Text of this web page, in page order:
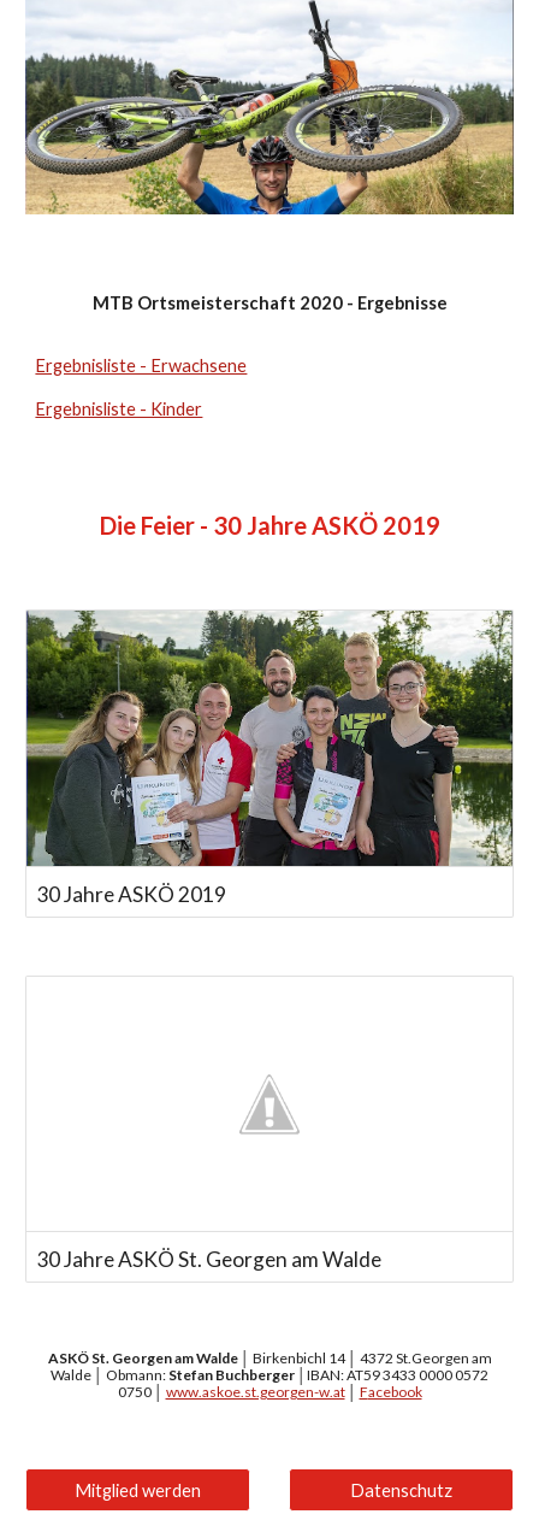
MTB Ortsmeisterschaft 2020 - Ergebnisse
Ergebnisliste - Erwachsene
Ergebnisliste - Kinder
Die Feier - 30 Jahre ASKÖ 2019
30 Jahre ASKÖ 2019
30 Jahre ASKÖ St. Georgen am Walde
ASKÖSt. Georgen am Walde│ Birkenbichl 14 │ 4372 St.Georgen am
Walde │ Obmann: Stefan Buchberger IBAN:AT59 3433 0000 0572
0750│ www.askoe.st.georgen-w.at Facebook
Mitglied werden Datenschutz